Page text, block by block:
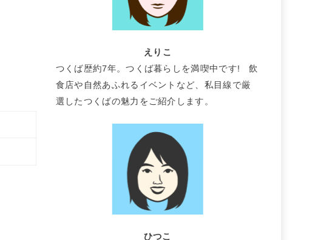
えりこ
つくば歴約7年。つくば暮らしを満喫中です! 飲
食店や自然あふれるイベントなど、私目線で厳
選したつくばの魅力をご紹介します。
ひつこ